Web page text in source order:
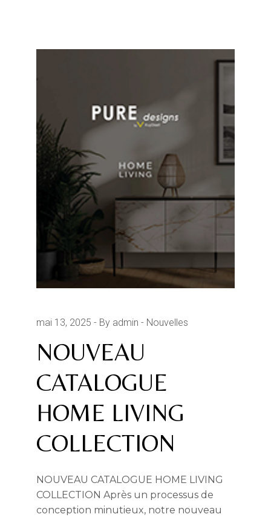
mai 13, 2025 By admin Nouvelles
NOUVEAU
CATALOGUE
HOME LIVING
COLLECTION
NOUVEAU CATALOGUE HOME LIVING
COLLECTION Après un processus de
conception minutieux, notre nouveau